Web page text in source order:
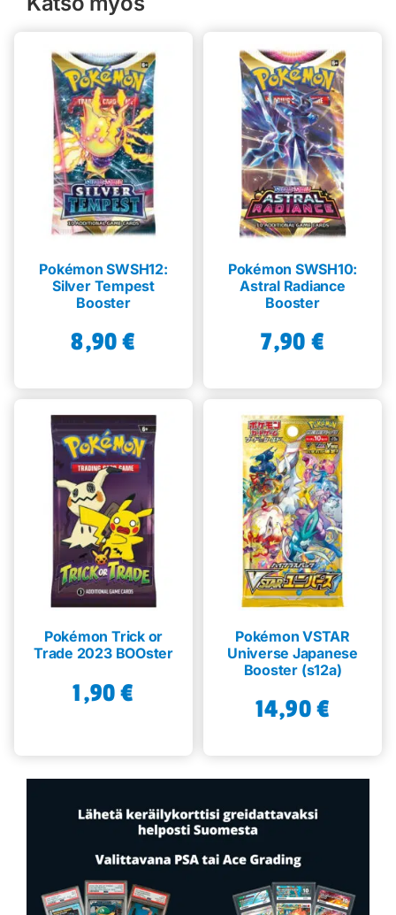
Pokémon SWSH12:
Silver Tempest
Booster
8,90€
Pokémon SWSH10:
Astral Radiance
Booster
7,90 €
Pokémon Trick or
Trade 2023 BOOster
1,90€
Pokémon VSTAR
Universe Japanese
Booster (s12a)
14,90€